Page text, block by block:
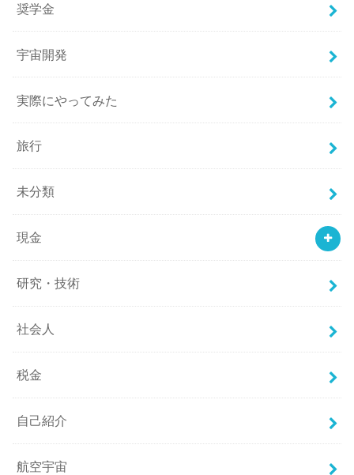
奨学金
宇宙開発
実際にやってみた
旅行
未分類
現金
研究・技術
社会人
税金
自己紹介
航空宇宙